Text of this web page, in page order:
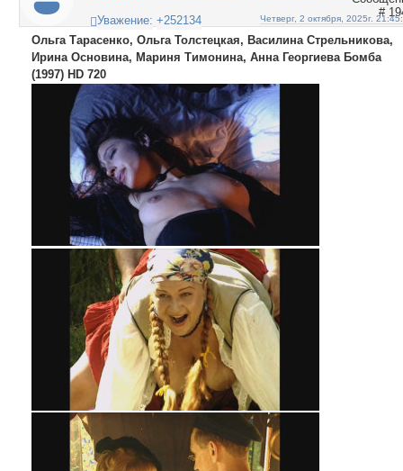
Четверг, 2 октября, 2025г.
Уважение: +252134
Ольга Тарасенко, Ольга Толстецкая, Василина Стрельникова,
Ирина Основина, Мариня Тимонина, Анна Георгиева Бомба
(1997) HD 720